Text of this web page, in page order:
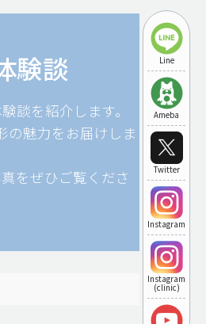
Line
Ameba
Twitter
Instagram
Instagram
(clinic)
験談
談を紹介します。
の魅力をお届けしま
をぜひご覧くださ